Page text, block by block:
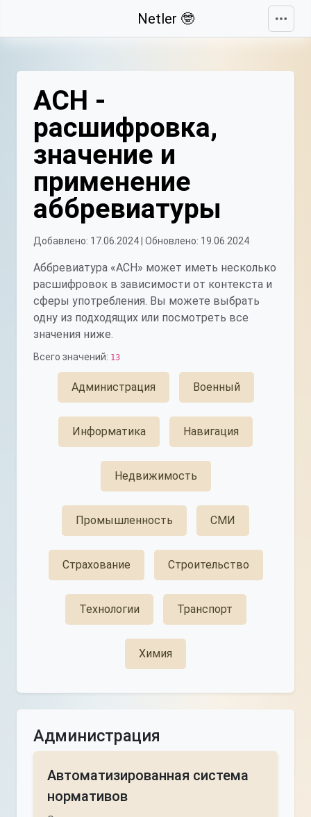
Netler 🤓
АСН -
расшифровка,
значение и
применение
аббревиатуры
Добавлено: 17.06.2024 | Обновлено: 19.06.2024
Аббревиатура «АСН» может иметь несколько
расшифровок в зависимости от контекста и
сферы употребления. Вы можете выбрать
одну из подходящих или посмотреть все
значения ниже.
Всего значений: 13
Администрация Военный
Информатика Навигация
Недвижимость
Промышленность СМИ
Страхование Строительство
Технологии Транспорт
Химия
Администрация
Автоматизированная система
нормативов